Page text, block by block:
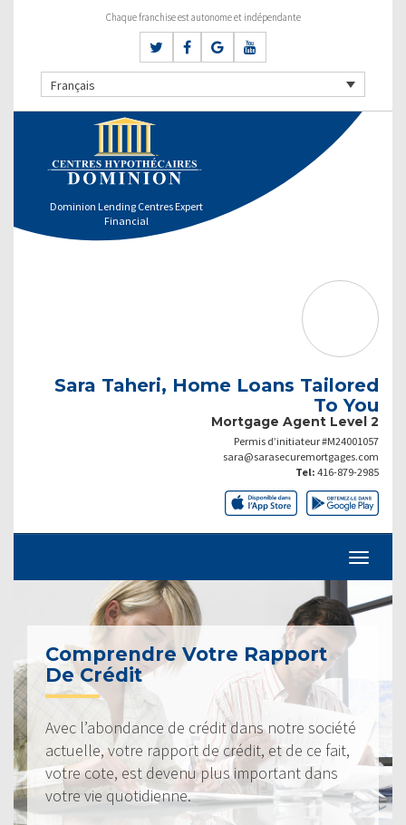
Chaque franchise est autonome et indépendante
Français
Dominion Lending Centres Expert
Financial
Sara Taheri, Home Loans Tailored
To You
Mortgage Agent Level 2
Permis d’initiateur #M24001057
sara@sarasecuremortgages.com
Tel: 416-879-2985
Comprendre Votre Rapport
De Crédit
Avec l’abondance de crédit dans notre société
actuelle, votre rapport de crédit, et de ce fait,
votre cote, est devenu plus important dans
votre vie quotidienne.